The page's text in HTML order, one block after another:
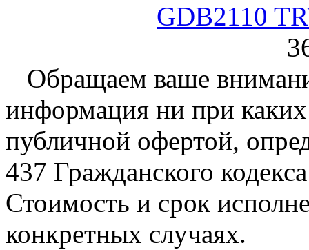
GDB2110
Обращаем ваше
информация ни при каких
публичной офертой,
437 Гражданского
Стоимость и срок
конкретных случаях.